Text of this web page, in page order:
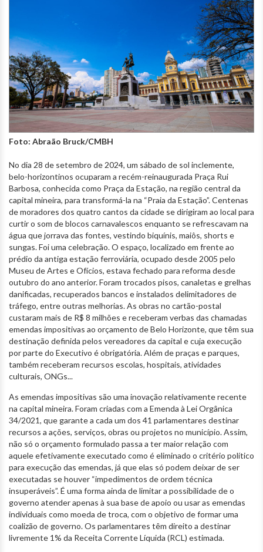
Foto: Abraão Bruck/CMBH
No dia 28 de setembro de 2024, um sábado de sol inclemente,
belo-horizontinos ocuparam a recém-reinaugurada Praça Rui
Barbosa, conhecida como Praça da Estação, na região central da
capital mineira, para transformá-la na “Praia da Estação”. Centenas
de moradores dos quatro cantos da cidade se dirigiram ao local para
curtir o som de blocos carnavalescos enquanto se refrescavam na
água que jorrava das fontes, vestindo biquínis, maiôs, shorts e
sungas. Foi uma celebração. O espaço, localizado em frente ao
prédio da antiga estação ferroviária, ocupado desde 2005 pelo
Museu de Artes e Ofícios, estava fechado para reforma desde
outubro do ano anterior. Foram trocados pisos, canaletas e grelhas
danificadas, recuperados bancos e instalados delimitadores de
tráfego, entre outras melhorias. As obras no cartão-postal
custaram mais de R$ 8 milhões e receberam verbas das chamadas
emendas impositivas ao orçamento de Belo Horizonte, que têm sua
destinação definida pelos vereadores da capital e cuja execução
por parte do Executivo é obrigatória. Além de praças e parques,
também receberam recursos escolas, hospitais, atividades
culturais, ONGs...
As emendas impositivas são uma inovação relativamente recente
na capital mineira. Foram criadas com a Emenda à Lei Orgânica
34/2021, que garante a cada um dos 41 parlamentares destinar
recursos a ações, serviços, obras ou projetos no município. Assim,
não só o orçamento formulado passa a ter maior relação com
aquele efetivamente executado como é eliminado o critério político
para execução das emendas, já que elas só podem deixar de ser
executadas se houver “impedimentos de ordem técnica
insuperáveis”. É uma forma ainda de limitar a possibilidade de o
governo atender apenas à sua base de apoio ou usar as emendas
individuais como moeda de troca, com o objetivo de formar uma
coalizão de governo. Os parlamentares têm direito a destinar
livremente 1% da Receita Corrente Líquida (RCL) estimada.